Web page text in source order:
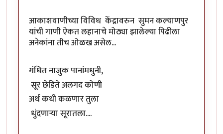
आकाशवाणीच्या विविध केंद्रावरुन सुमन कल्याणपुर
यांची गाणी ऐकत लहानाचे मोठ्या झालेल्या पिढीला
अनेकांना तीच ओळख असेल...
गंधित नाजुक पानांमधुनी,
सूर छेडिते अलगद कोणी
अर्थ कधी कळणार तुला
धुंदणाऱ्या सूरातला....